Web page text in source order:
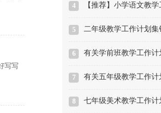
写写
4 【推荐】小学语文教学工
5 二年级教学工作计划集
6 有关学前班教学工作
7 有关五年级教学工作计
8 七年级美术教学工作计